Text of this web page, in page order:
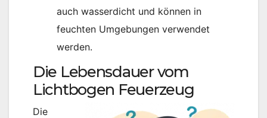
auch wasserdicht und können in
feuchten Umgebungen verwendet
werden.
Die Lebensdauer vom
Lichtbogen Feuerzeug
Die